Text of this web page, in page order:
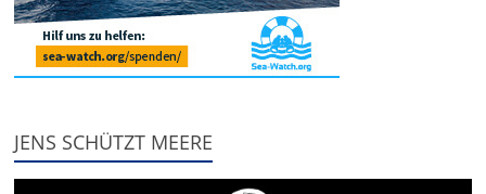
JENS SCHÜTZT MEERE